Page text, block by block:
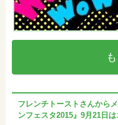
フレンチトーストさんから
ンフェスタ2015』9月21日は